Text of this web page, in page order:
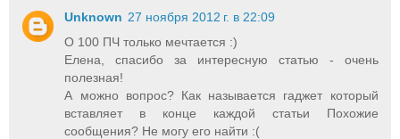
Unknown 27 ноября 2012 г. в 22:09
О 100 ПЧ только мечтается :)
Елена, спасибо за интересную статью - очень
полезная!
А можно вопрос? Как называется гаджет который
вставляет в конце каждой статьи Похожие
сообщения? Не могу его найти :(